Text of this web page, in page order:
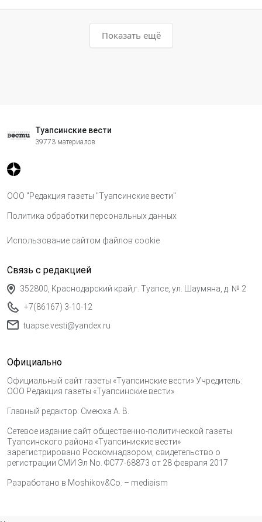
Показать ещё
Туапсинские вести
39773 материалов
ООО "Редакция газеты "Туапсинские вести"
Политика обработки персональных данных
Использование сайтом файлов cookie
Связь с редакцией
352800, Краснодарский край,г. Туапсе, ул. Шаумяна, д. № 2
+7(86167) 3-10-12
tuapse.vesti@yandex.ru
Официально
Официальный сайт газеты «Туапсинские вести» Учредитель:
ООО Редакция газеты «Туапсинские вести»
Главный редактор: Смеюха А. В.
Сетевое издание сайт общественно-политической газеты
Туапсинского района «Туапсиниские вести»
зарегистрировано Роскомнадзором, свидетельство о
регистрации СМИ Эл No. ФС77-68873 от 28 февраля 2017
Разработано в Moshikov&Co. – mediaism